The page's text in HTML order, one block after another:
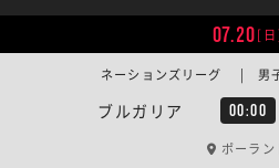
07.20[
ブルガリア 00:00
ネーションズリーグ | 男
ポーラン